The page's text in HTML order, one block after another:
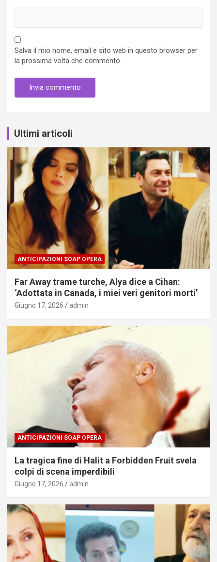
Salva il mio nome, email e sito web in questo browser per
la prossima volta che commento.
Ultimi articoli
ANTICIPAZIONI SOAP OPERA
Far Away trame turche, Alya dice a Cihan:
‘Adottata in Canada, i miei veri genitori morti’
Giugno 17, 2026 admin
ANTICIPAZIONI SOAP OPERA
La tragica fine di Halit a Forbidden Fruit svela
colpi di scena imperdibili
Giugno 17, 2026 admin